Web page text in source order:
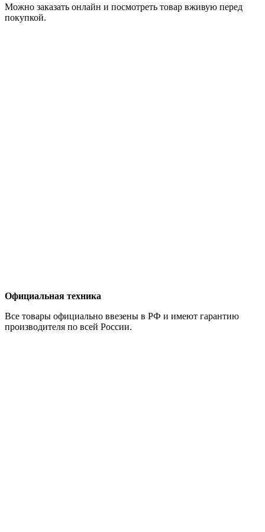
Можно заказать онлайн и посмотреть товар вживую перед
покупкой.
Официальная техника
Все товары официально ввезены в РФ и имеют гарантию
производителя по всей России.